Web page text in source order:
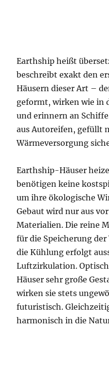
Earthship heißt
beschreibt exakt den
Häusern dieser Art –
geformt, wirken wie in
und erinnern an
aus Autoreifen, gefüllt
Wärmeversorgung
Earthship-Häuser
benötigen keine
um ihre ökologische
Gebaut wird nur aus
Materialien. Die reine
für die Speicherung
die Kühlung erfolgt
Luftzirkulation.
Häuser sehr große
wirken sie stets
futuristisch.
harmonisch in die